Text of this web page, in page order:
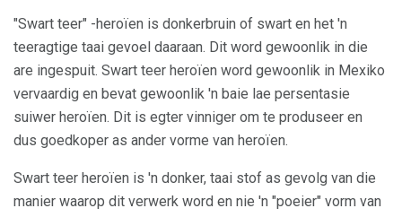
"Swart teer" -heroïen is donkerbruin of swart en het 'n
teeragtige taai gevoel daaraan. Dit word gewoonlik in die
are ingespuit. Swart teer heroïen word gewoonlik in Mexiko
vervaardig en bevat gewoonlik 'n baie lae persentasie
suiwer heroïen. Dit is egter vinniger om te produseer en
dus goedkoper as ander vorme van heroïen.
Swart teer heroïen is 'n donker, taai stof as gevolg van die
manier waarop dit verwerk word en nie 'n "poeier" vorm van